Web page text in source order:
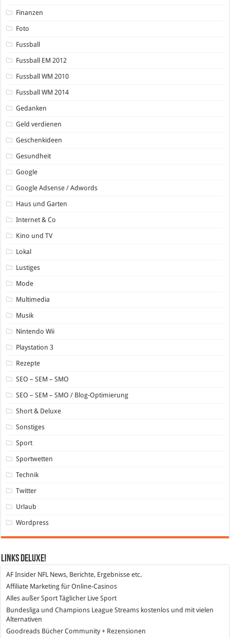
Finanzen
Foto
Fussball
Fussball EM 2012
Fussball WM 2010
Fussball WM 2014
Gedanken
Geld verdienen
Geschenkideen
Gesundheit
Google
Google Adsense / Adwords
Haus und Garten
Internet & Co
Kino und TV
Lokal
Lustiges
Mode
Multimedia
Musik
Nintendo Wii
Playstation 3
Rezepte
SEO – SEM – SMO
SEO – SEM – SMO / Blog-Optimierung
Short & Deluxe
Sonstiges
Sport
Sportwetten
Technik
Twitter
Urlaub
Wordpress
Links DeLuXe!
AF Insider NFL News, Berichte, Ergebnisse etc.
Affiliate Marketing für Online-Casinos
Alles außer Sport Täglicher Live Sport
Bundesliga und Champions League Streams kostenlos und mit vielen
Alternativen
Goodreads Bücher Community + Rezensionen